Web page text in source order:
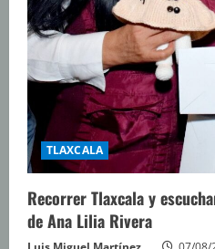
TLAXCALA
Recorrer Tlaxcala y
de Ana Lilia Rivera